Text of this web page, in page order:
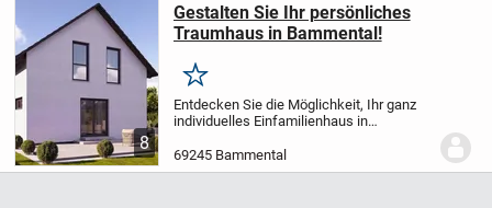
8
Gestalten Sie Ihr persönliches
Traumhaus in Bammental!
Merken
Entdecken Sie die Möglichkeit, Ihr ganz
individuelles Einfamilienhaus in
auf Ihren Wünschen und Vorstellungen
basiert. Dieses projektiertes Zuhause
69245 Bammental